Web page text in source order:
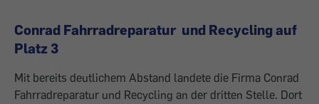
Conrad Fahrradreparatur und Recycling auf
Platz 3
Mit bereits deutlichem Abstand landete die Firma Conrad
Fahrradreparatur und Recyc­ling an der dritten Stelle. Dort